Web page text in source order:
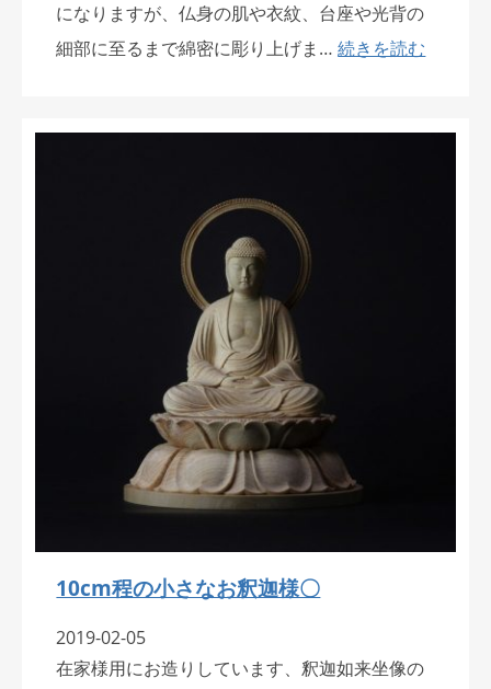
になりますが、仏身の肌や衣紋、台座や光背の
細部に至るまで綿密に彫り上げま…続きを読む
10cm程の小さなお釈迦様〇
2019-02-05
在家様用にお造りしています、釈迦如来坐像の